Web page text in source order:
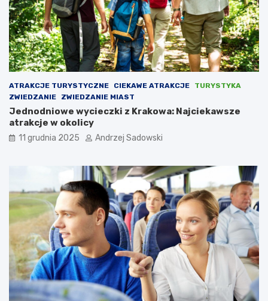
u
j
a
w
s
k
m
ATRAKCJE TURYSTYCZNE CIEKAWE ATRAKCJE
TURYSTYKA
ZWIEDZANIE
ZWIEDZANIE MIAST
Jednodniowe wycieczki z Krakowa: Najciekawsze
atrakcje w okolicy
11 grudnia 2025 Andrzej Sadowski